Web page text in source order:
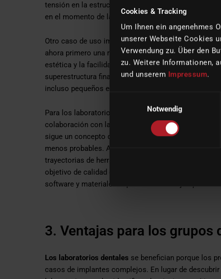
Cookies & Tracking
Um Ihnen ein angenehmes
unserer Webseite Cookies
Verwendung zu. Über den
zu. Weitere Informationen,
und unserem Impressum.
Notwendig
tensión en la estructura, complicaciones con los
en el momento de la entrega.
Otro caso de uso importante es elflujo de trabajo
ahora primero una restauración prototipo, lo que
estética y la facilidad de limpieza. Solo después de
superestructura final. Este enfoque es
incluso pequeños errores de diseño pueden tener
Para los laboratorios y centros de fresado, los flujos
colaboración con las consultas. Cuando el
sigue un concepto de verificación documentado, las
menos probables. Aquí es donde los sistemas de
trayectorias de herramienta consistentes,
objetivo de calidad definido en CAD. En casos
software y materiales suponen una ventaja operativa.
3. Ventajas para los grupos
Los laboratorios dentales se benefician porque los
casos de implantes complejos. En lugar de